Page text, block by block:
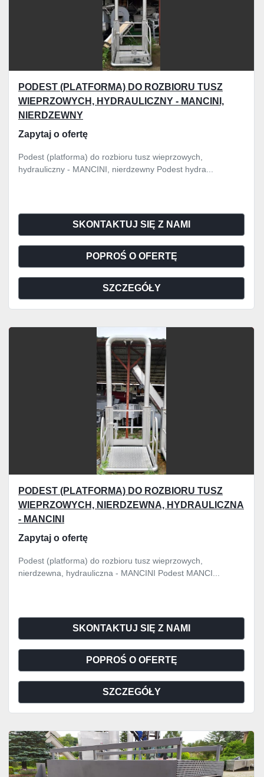
PODEST (PLATFORMA) DO ROZBIORU TUSZ
WIEPRZOWYCH, HYDRAULICZNY - MANCINI,
NIERDZEWNY
Zapytaj o ofertę
Podest (platforma) do rozbioru tusz wieprzowych,
hydrauliczny - MANCINI, nierdzewny Podest hydra...
SKONTAKTUJ SIĘ Z NAMI
POPROŚ O OFERTĘ
SZCZEGÓŁY
PODEST (PLATFORMA) DO ROZBIORU TUSZ
WIEPRZOWYCH, NIERDZEWNA, HYDRAULICZNA
- MANCINI
Zapytaj o ofertę
Podest (platforma) do rozbioru tusz wieprzowych,
nierdzewna, hydrauliczna - MANCINI Podest MANCI...
SKONTAKTUJ SIĘ Z NAMI
POPROŚ O OFERTĘ
SZCZEGÓŁY